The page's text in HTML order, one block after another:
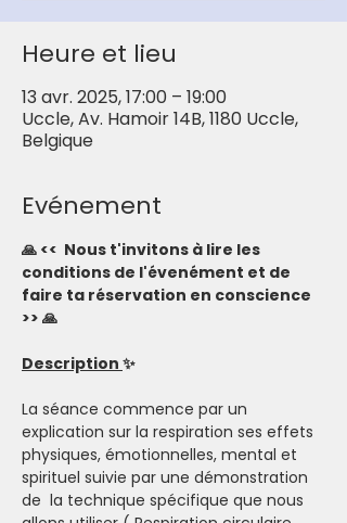
Heure et lieu
13 avr. 2025, 17:00 – 19:00
Uccle, Av. Hamoir 14B, 1180 Uccle,
Belgique
Evénement
🙏 <<  Nous t'invitons à lire les
conditions de l'évenément et de
faire ta réservation en conscience
>> 🙏
Description ✨
La séance commence par un
explication sur la respiration ses effets
physiques, émotionnelles, mental et
spirituel suivie par une démonstration
de  la technique spécifique que nous